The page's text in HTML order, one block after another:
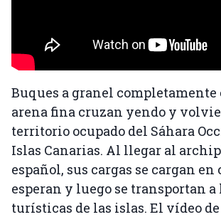
Buques a granel completamente
arena fina cruzan yendo y
territorio ocupado del Sáhara
Islas Canarias. Al llegar al
español, sus cargas se cargan
esperan y luego se transportan a
turísticas de las islas. El vídeo